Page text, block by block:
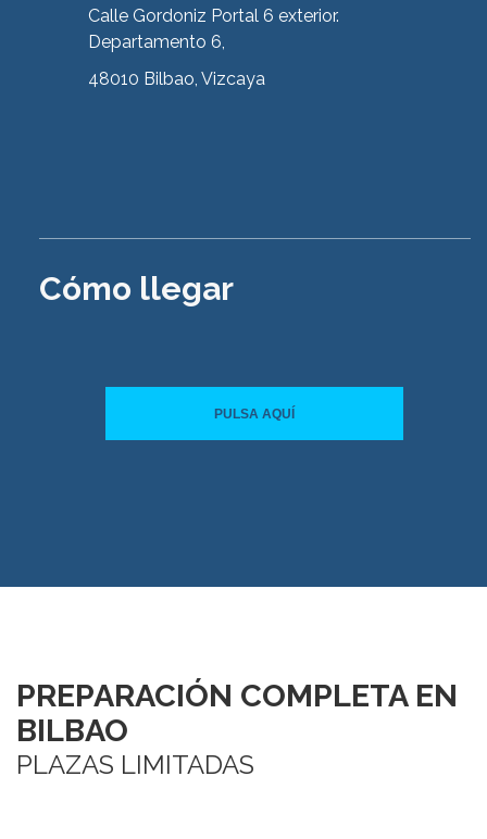
Calle Gordoniz Portal 6 exterior.
Departamento 6,
48010 Bilbao, Vizcaya
Cómo llegar
PULSA AQUÍ
PREPARACIÓN COMPLETA EN
BILBAO
PLAZAS LIMITADAS